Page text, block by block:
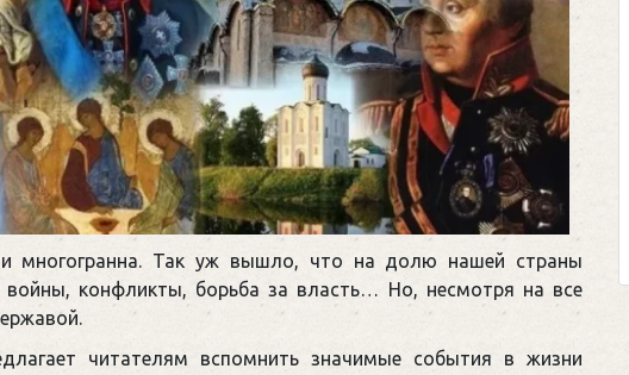
и многогранна. Так уж вышло, что на долю нашей страны
конфликты, борьба за власть… Но, несмотря на все
читателям вспомнить значимые события в жизни